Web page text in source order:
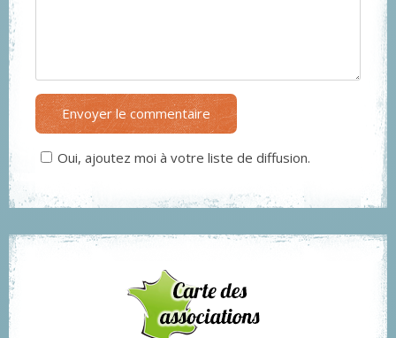
Envoyer le commentaire
Oui, ajoutez moi à votre liste de diffusion.